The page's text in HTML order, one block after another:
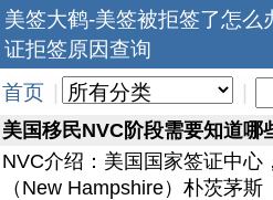
美签大鹤-美签被拒签了怎
证拒签原因查询
首页
美国移民NVC阶段需要知道哪
NVC介绍：美国国家签证中心
（New Hampshire）朴茨茅